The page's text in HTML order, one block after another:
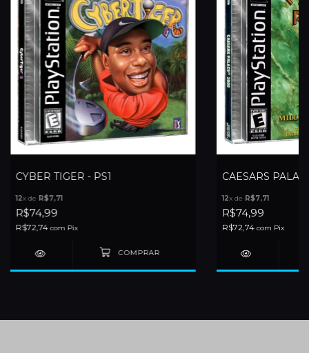
CYBER TIGER - PS1
12x de R$7,71
R$74,99
R$72,74com Pix
CAESARS
12x de R$7,71
R$74,99
R$72,74 com Pix